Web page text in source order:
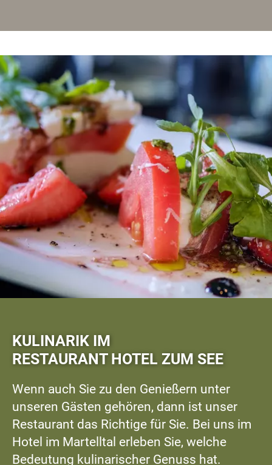
KULINARIK IM
RESTAURANT HOTEL ZUM SEE
Wenn auch Sie zu den Genießern unter
unseren Gästen gehören, dann ist unser
Restaurant das Richtige für Sie. Bei uns im
Hotel im Martelltal erleben Sie, welche
Bedeutung kulinarischer Genuss hat.